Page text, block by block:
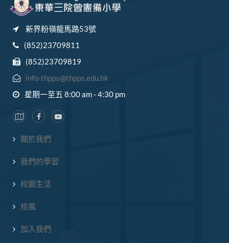
新界粉嶺龍馬路53號
(852)23709811
(852)23709819
info-thpps@thpps.edu.hk
星期一至五 8:00 am - 4:30 pm
關於我們
我們的學習
校園生活
校風
加入我們